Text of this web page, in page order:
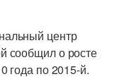
центр
сообщил о росте
года по 2015-й.